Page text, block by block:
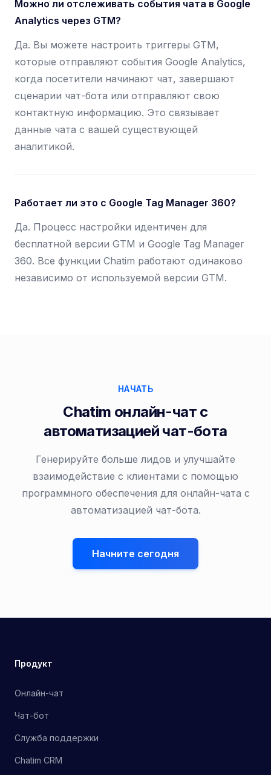
Можно ли отслеживать события чата в Google
Analytics через GTM?
Да. Вы можете настроить триггеры GTM,
которые отправляют события Google Analytics,
когда посетители начинают чат, завершают
сценарии чат-бота или отправляют свою
контактную информацию. Это связывает
данные чата с вашей существующей
аналитикой.
Работает ли это с Google Tag Manager 360?
Да. Процесс настройки идентичен для
бесплатной версии GTM и Google Tag Manager
360. Все функции Chatim работают одинаково
независимо от используемой версии GTM.
НАЧАТЬ
Chatim онлайн-чат с
автоматизацией чат-бота
Генерируйте больше лидов и улучшайте
взаимодействие с клиентами с помощью
программного обеспечения для онлайн-чата с
автоматизацией чат-бота.
Начните сегодня
Продукт
Онлайн-чат
Чат-бот
Служба поддержки
Chatim CRM